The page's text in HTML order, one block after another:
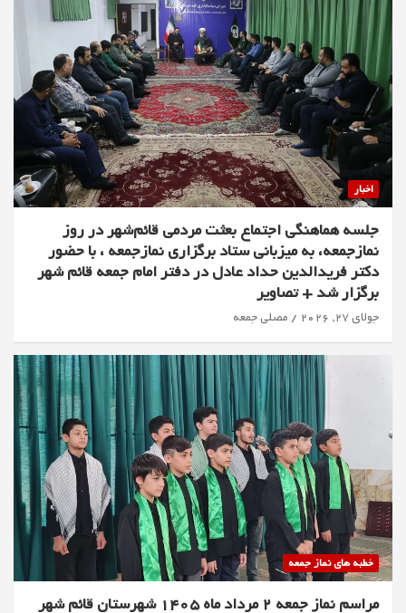
اخبار
جلسه هماهنگی اجتماع بعثت مردمی قائم‌شهر در روز
نمازجمعه، به میزبانی ستاد برگزاری نمازجمعه ، با حضور
دکتر فریدالدین حداد عادل در دفتر امام جمعه قائم شهر
برگزار شد + تصاویر
جولای 27, 2026 مصلی جمعه
خطبه های نماز جمعه
مراسم نماز جمعه 2 مرداد ماه 1405 شهرستان قائم شهر